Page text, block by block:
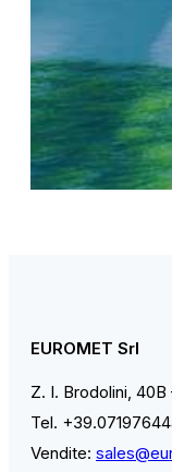
EUROMET Srl
Z. I. Brodolini,
Tel.
Vendite: